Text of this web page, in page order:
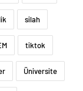
silah
tiktok
Üniversite